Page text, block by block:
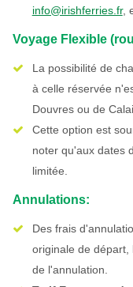
info@irishferries.fr,
Voyage Flexible
La possibilité de
à celle réservée
Douvres ou de
Cette option est
noter qu'aux dates
limitée.
Annulations:
Des frais
originale de
de l'annulation.